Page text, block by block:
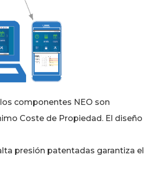
componentes NEO son
Coste de Propiedad. El diseño
presión patentadas garantiza el